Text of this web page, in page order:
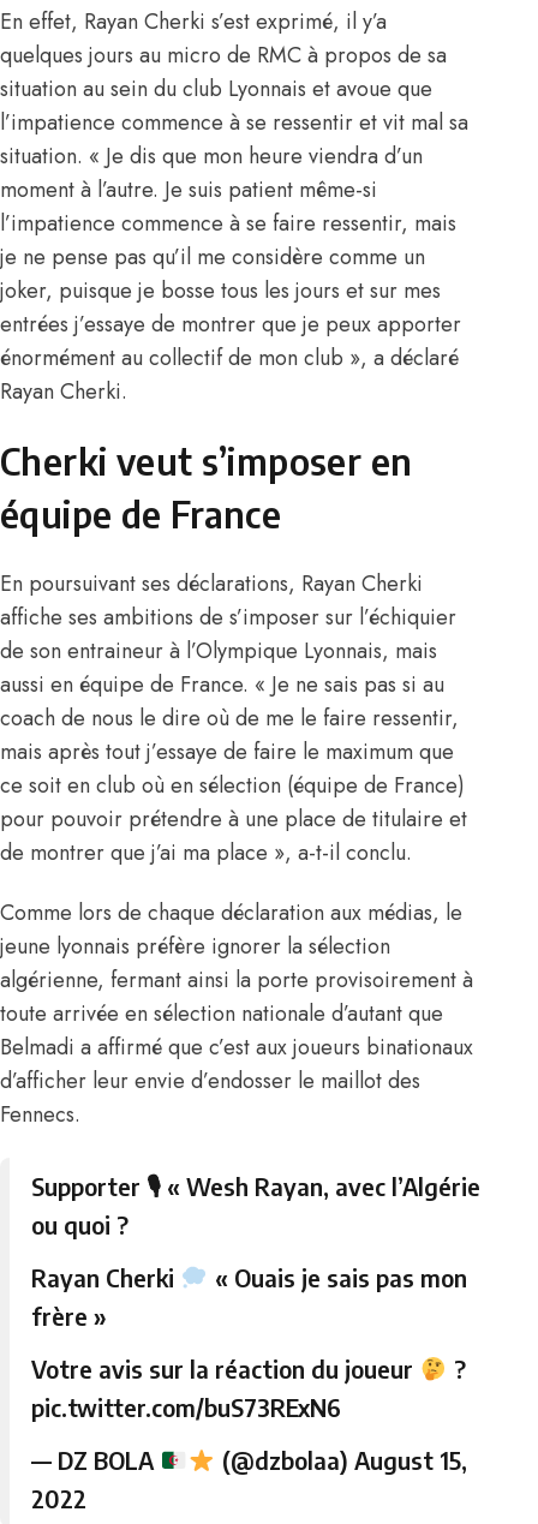
En effet, Rayan Cherki s’est exprimé, il y’a
quelques jours au micro de RMC à propos de sa
situation au sein du club Lyonnais et avoue que
l’impatience commence à se ressentir et vit mal sa
situation. « Je dis que mon heure viendra d’un
moment à l’autre. Je suis patient même-si
l’impatience commence à se faire ressentir, mais
je ne pense pas qu’il me considère comme un
joker, puisque je bosse tous les jours et sur mes
entrées j’essaye de montrer que je peux apporter
énormément au collectif de mon club », a déclaré
Rayan Cherki.
Cherki veut s’imposer en
équipe de France
En poursuivant ses déclarations, Rayan Cherki
affiche ses ambitions de s’imposer sur l’échiquier
de son entraineur à l’Olympique Lyonnais, mais
aussi en équipe de France. « Je ne sais pas si au
coach de nous le dire où de me le faire ressentir,
mais après tout j’essaye de faire le maximum que
ce soit en club où en sélection (équipe de France)
pour pouvoir prétendre à une place de titulaire et
de montrer que j’ai ma place », a-t-il conclu.
Comme lors de chaque déclaration aux médias, le
jeune lyonnais préfère ignorer la sélection
algérienne, fermant ainsi la porte provisoirement à
toute arrivée en sélection nationale d’autant que
Belmadi a affirmé que c’est aux joueurs binationaux
d’afficher leur envie d’endosser le maillot des
Fennecs.
Supporter 🎙 « Wesh Rayan, avec l’Algérie
ou quoi ?
Rayan Cherki
« Ouais je sais pas mon
frère »
Votre avis sur la réaction du joueur
?
pic.twitter.com/buS73RExN6
— DZ BOLA
(@dzbolaa) August 15,
2022